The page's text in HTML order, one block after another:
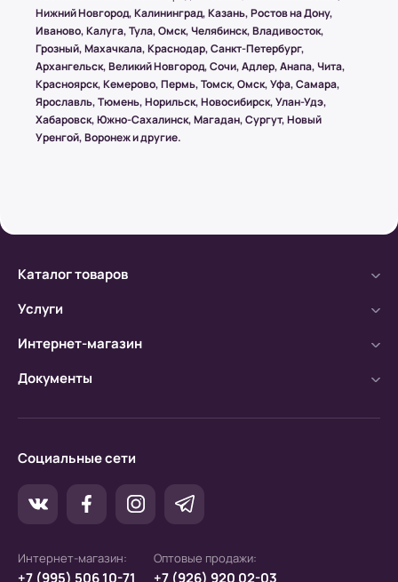
супермаркете Board-Russia.ru
Наличный расчет
Клиент может оплатить заказ после получения
товара от курьера. По запросу клиента
высылается онлайн-чек или выдается печатный
(заранее необходимо предупредить о печатной
Нижний Новгород, Калининград, Казань, Ростов на Дону,
Иваново, Калуга, Тула, Омск, Челябинск, Владивосток,
Грозный, Махачкала, Краснодар, Санкт-Петербург,
Архангельск, Великий Новгород, Сочи, Адлер, Анапа, Чита,
Красноярск, Кемерово, Пермь, Томск, Омск, Уфа, Самара,
Ярославль, Тюмень, Норильск, Новосибирск, Улан-Удэ,
Хабаровск, Южно-Сахалинск, Магадан, Сургут, Новый
Уренгой, Воронеж и другие.
Каталог товаров
Услуги
Интернет-магазин
Документы
Социальные сети
Интернет-магазин:
+7 (995) 506 10-71
Оптовые продажи:
+7 (926) 920 02-03